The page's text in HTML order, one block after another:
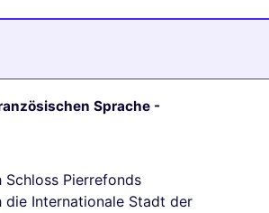
Sprache -
Pierrefonds
Internationale Stadt der